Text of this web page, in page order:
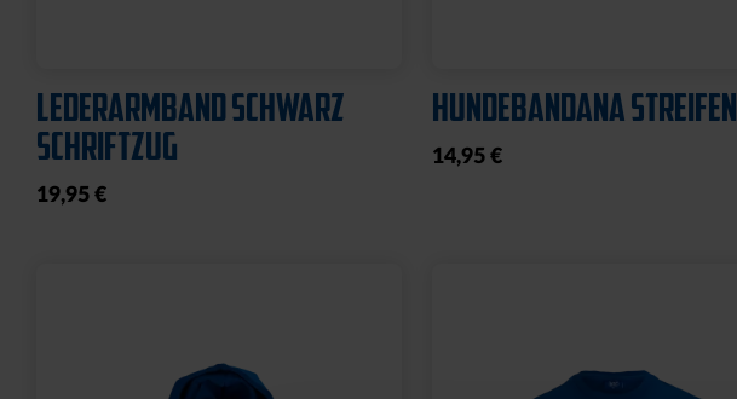
LEDERARMBAND SCHWARZ
SCHRIFTZUG
19,95 €
HUNDEBANDANA STREIFEN
14,95 €